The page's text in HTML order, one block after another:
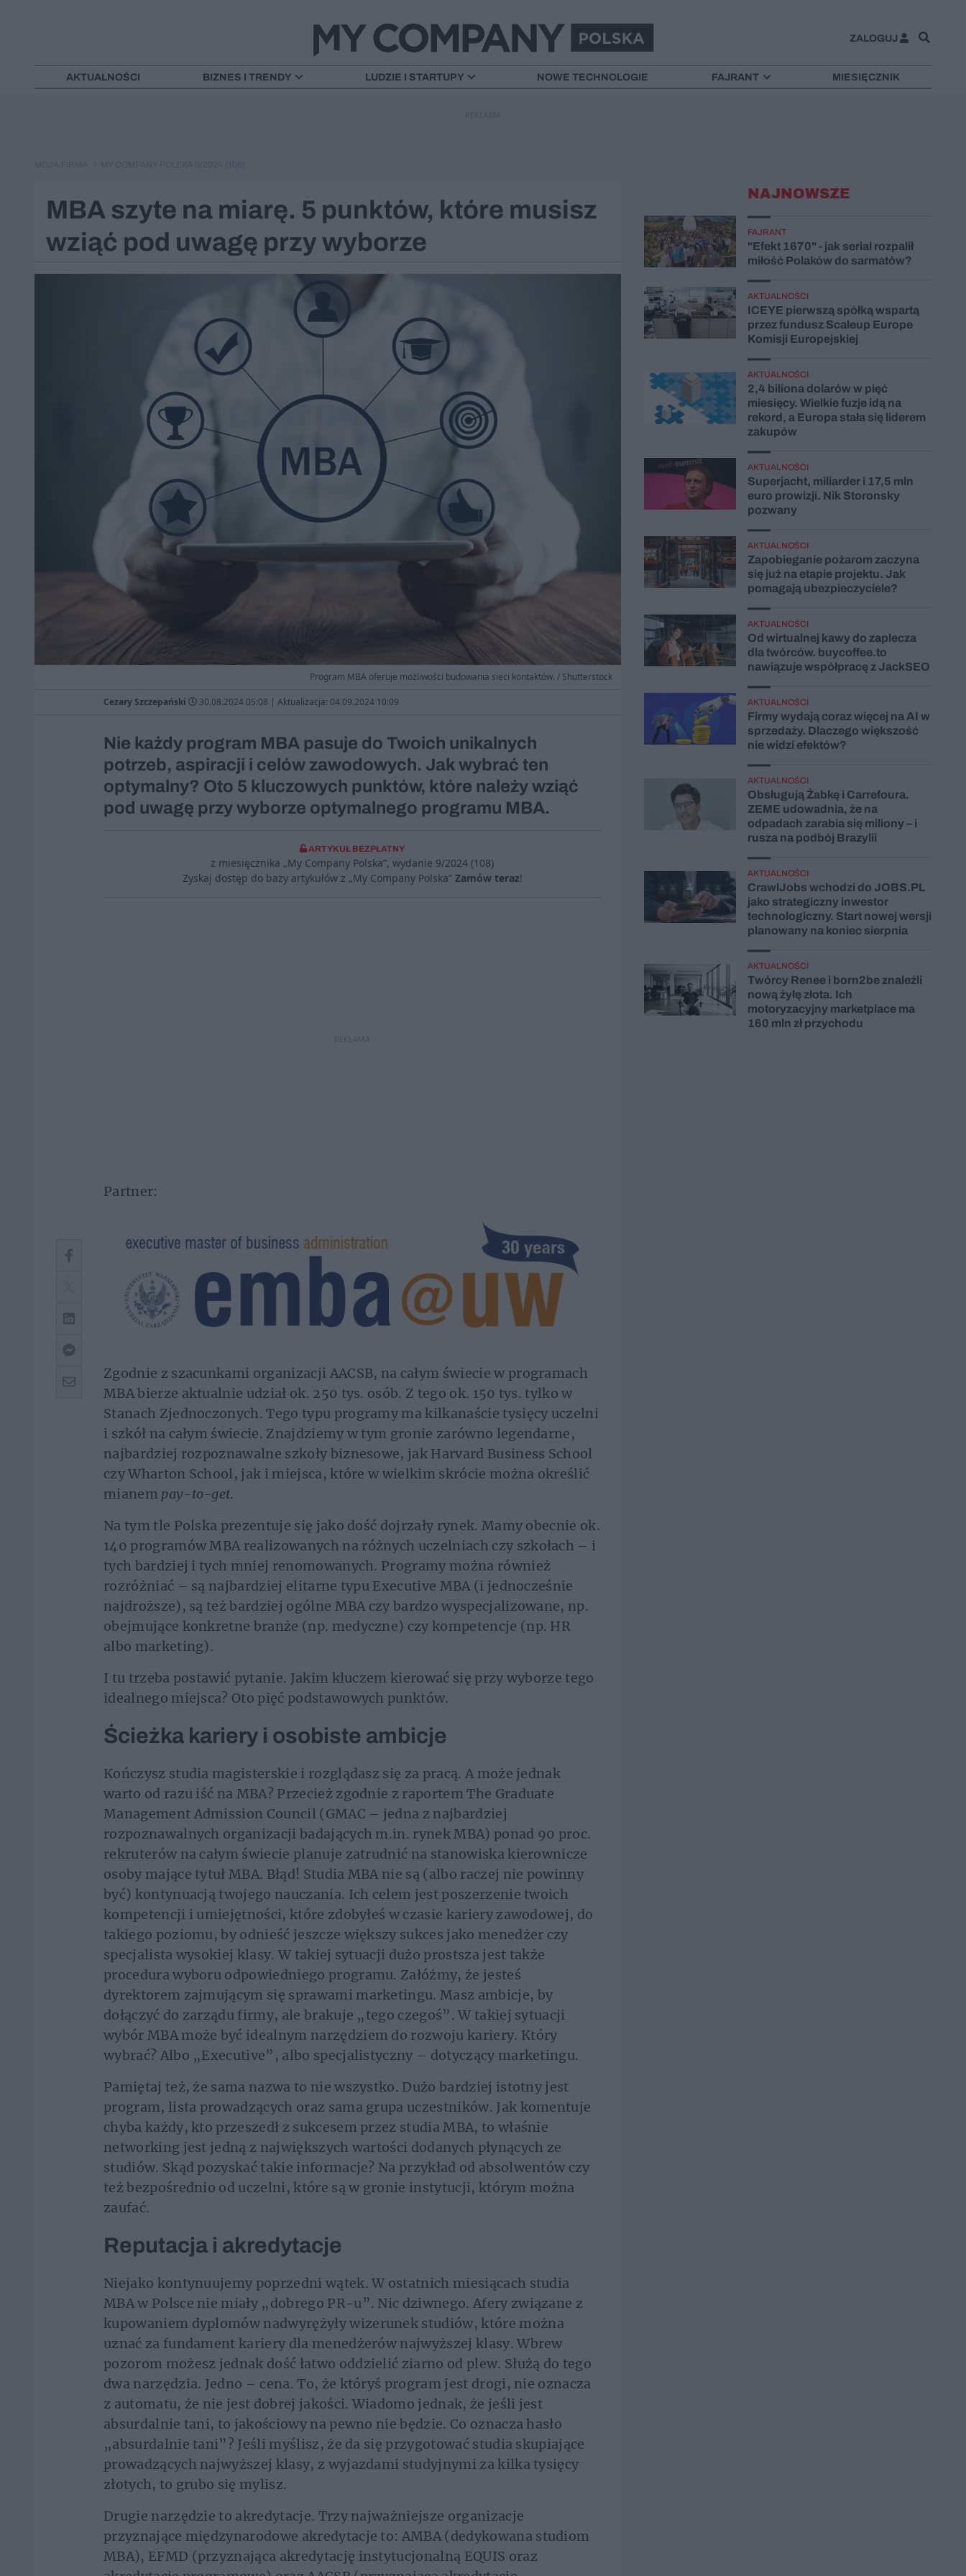
ZALOGUJ
AKTUALNOŚCI BIZNES I TRENDY LUDZIE I STARTUPY NOWE TECHNOLOGIE FAJRANT MIESIĘCZNIK
MBA szyte na miarę. 5 punktów, które musisz
wziąć pod uwagę przy wyborze
Program MBA oferuje możliwości budowania sieci kontaktów. / Shutterstock
Cezary Szczepański 30.08.2024 05:08 | Aktualizacja: 04.09.2024 10:09
Nie każdy program MBA pasuje do Twoich unikalnych
potrzeb, aspiracji i celów zawodowych. Jak wybrać ten
optymalny? Oto 5 kluczowych punktów, które należy wziąć
pod uwagę przy wyborze optymalnego programu MBA.
ARTYKUŁ BEZPŁATNY
z miesięcznika „My Company Polska”, wydanie 9/2024 (108)
Zyskaj dostęp do bazy artykułów z „My Company Polska” Zamów teraz!
REKLAMA
Partner:
Zgodnie z szacunkami organizacji AACSB, na całym świecie w programach
MBA bierze aktualnie udział ok. 250 tys. osób. Z tego ok. 150 tys. tylko w
Stanach Zjednoczonych. Tego typu programy ma kilkanaście tysięcy uczelni
i szkół na całym świecie. Znajdziemy w tym gronie zarówno legendarne,
najbardziej rozpoznawalne szkoły biznesowe, jak Harvard Business School
czy Wharton School, jak i miejsca, które w wielkim skrócie można określić
mianem pay-to-get.
Na tym tle Polska prezentuje się jako dość dojrzały rynek. Mamy obecnie ok.
140 programów MBA realizowanych na różnych uczelniach czy szkołach – i
tych bardziej i tych mniej renomowanych. Programy można również
rozróżniać – są najbardziej elitarne typu Executive MBA (i jednocześnie
najdroższe), są też bardziej ogólne MBA czy bardzo wyspecjalizowane, np.
obejmujące konkretne branże (np. medyczne) czy kompetencje (np. HR
albo marketing).
I tu trzeba postawić pytanie. Jakim kluczem kierować się przy wyborze tego
idealnego miejsca? Oto pięć podstawowych punktów.
Ścieżka kariery i osobiste ambicje
Kończysz studia magisterskie i rozglądasz się za pracą. A może jednak
warto od razu iść na MBA? Przecież zgodnie z raportem The Graduate
Management Admission Council (GMAC – jedna z najbardziej
rozpoznawalnych organizacji badających m.in. rynek MBA) ponad 90 proc.
rekruterów na całym świecie planuje zatrudnić na stanowiska kierownicze
osoby mające tytuł MBA. Błąd! Studia MBA nie są (albo raczej nie powinny
być) kontynuacją twojego nauczania. Ich celem jest poszerzenie twoich
kompetencji i umiejętności, które zdobyłeś w czasie kariery zawodowej, do
takiego poziomu, by odnieść jeszcze większy sukces jako menedżer czy
specjalista wysokiej klasy. W takiej sytuacji dużo prostsza jest także
procedura wyboru odpowiedniego programu. Załóżmy, że jesteś
dyrektorem zajmującym się sprawami marketingu. Masz ambicje, by
dołączyć do zarządu firmy, ale brakuje „tego czegoś”. W takiej sytuacji
wybór MBA może być idealnym narzędziem do rozwoju kariery. Który
wybrać? Albo „Executive”, albo specjalistyczny – dotyczący marketingu.
Pamiętaj też, że sama nazwa to nie wszystko. Dużo bardziej istotny jest
program, lista prowadzących oraz sama grupa uczestników. Jak komentuje
chyba każdy, kto przeszedł z sukcesem przez studia MBA, to właśnie
networking jest jedną z największych wartości dodanych płynących ze
studiów. Skąd pozyskać takie informacje? Na przykład od absolwentów czy
też bezpośrednio od uczelni, które są w gronie instytucji, którym można
zaufać.
Reputacja i akredytacje
Niejako kontynuujemy poprzedni wątek. W ostatnich miesiącach studia
MBA w Polsce nie miały „dobrego PR-u”. Nic dziwnego. Afery związane z
kupowaniem dyplomów nadwyrężyły wizerunek studiów, które można
uznać za fundament kariery dla menedżerów najwyższej klasy. Wbrew
pozorom możesz jednak dość łatwo oddzielić ziarno od plew. Służą do tego
dwa narzędzia. Jedno – cena. To, że któryś program jest drogi, nie oznacza
z automatu, że nie jest dobrej jakości. Wiadomo jednak, że jeśli jest
absurdalnie tani, to jakościowy na pewno nie będzie. Co oznacza hasło
„absurdalnie tani”? Jeśli myślisz, że da się przygotować studia skupiające
prowadzących najwyższej klasy, z wyjazdami studyjnymi za kilka tysięcy
złotych, to grubo się mylisz.
Drugie narzędzie to akredytacje. Trzy najważniejsze organizacje
przyznające międzynarodowe akredytacje to: AMBA (dedykowana studiom
MBA), EFMD (przyznająca akredytację instytucjonalną EQUIS oraz
NAJNOWSZE
FAJRANT
"Efekt 1670" - jak serial rozpalił
miłość Polaków do sarmatów?
AKTUALNOŚCI
ICEYE pierwszą spółką wspartą
przez fundusz Scaleup Europe
Komisji Europejskiej
AKTUALNOŚCI
2,4 biliona dolarów w pięć
miesięcy. Wielkie fuzje idą na
rekord, a Europa stała się liderem
zakupów
AKTUALNOŚCI
Superjacht, miliarder i 17,5 mln
euro prowizji. Nik Storonsky
pozwany
AKTUALNOŚCI
Zapobieganie pożarom zaczyna
się już na etapie projektu. Jak
pomagają ubezpieczyciele?
AKTUALNOŚCI
Od wirtualnej kawy do zaplecza
dla twórców. buycoffee.to
nawiązuje współpracę z JackSEO
AKTUALNOŚCI
Firmy wydają coraz więcej na AI w
sprzedaży. Dlaczego większość
nie widzi efektów?
AKTUALNOŚCI
Obsługują Żabkę i Carrefoura.
ZEME udowadnia, że na
odpadach zarabia się miliony – i
rusza na podbój Brazylii
AKTUALNOŚCI
CrawlJobs wchodzi do JOBS.PL
jako strategiczny inwestor
technologiczny. Start nowej wersji
planowany na koniec sierpnia
AKTUALNOŚCI
Twórcy Renee i born2be znaleźli
nową żyłę złota. Ich
motoryzacyjny marketplace ma
160 mln zł przychodu